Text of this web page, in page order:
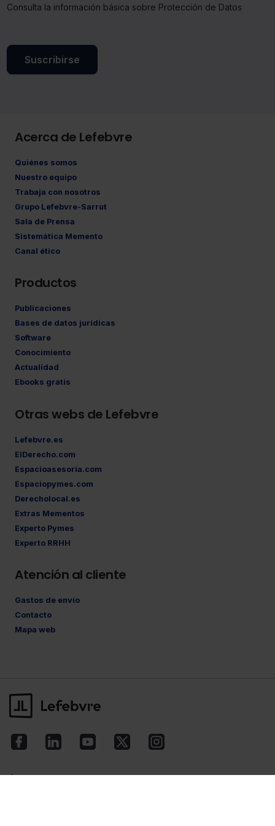
Consulta la información básica sobre Protección de Datos
Suscribirse
Acerca de Lefebvre
Quiénes somos
Nuestro equipo
Trabaja con nosotros
Grupo Lefebvre-Sarrut
Sala de Prensa
Sistemática Memento
Canal ético
Productos
Publicaciones
Bases de datos jurídicas
Software
Conocimiento
Actualidad
Ebooks gratis
Otras webs de Lefebvre
Lefebvre.es
ElDerecho.com
Espacioasesoria.com
Espaciopymes.com
Derecholocal.es
Extras Mementos
Experto Pymes
Experto RRHH
Atención al cliente
Gastos de envío
Contacto
Mapa web